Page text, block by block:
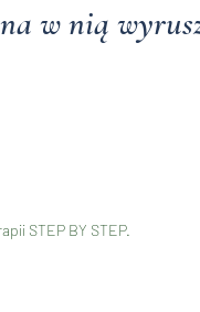
w nią
STEP BY STEP.